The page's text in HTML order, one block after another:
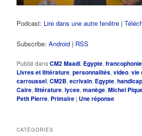
Podcast: Lire dans une autre fenêtre |
Subscribe:Android | RSS
Publié dansCM2 Maadi, Egypte,francophonie
Livres et littérature,personnalités,video,vie
carroussel,CM2B,ecrivain, Egypte,
Caire,littérature,lycee,manège,Michel
Petit Pierre, Primaire | Uneréponse
CATÉGORIES